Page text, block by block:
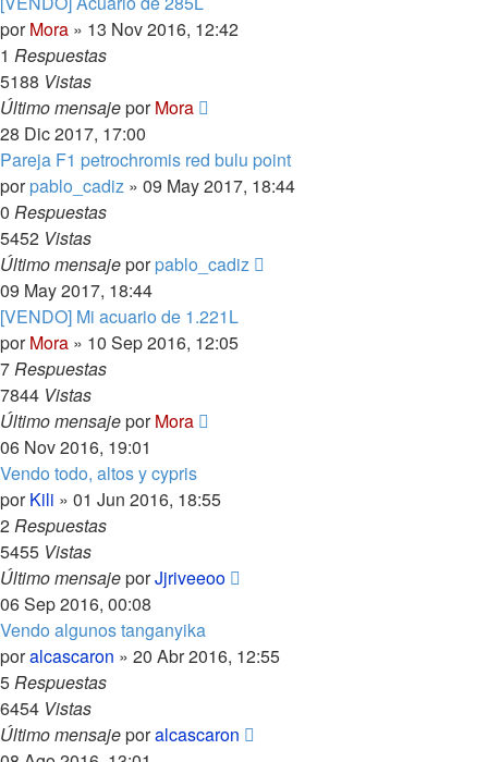
porMora » 13 Nov 2016, 12:42
1 Respuestas
5188 Vistas
Último mensajeporMora
28 Dic 2017, 17:00
Pareja F1 petrochromis red bulu point
porpablo_cadiz » 09 May 2017, 18:44
0 Respuestas
5452 Vistas
Último mensajeporpablo_cadiz
09 May 2017, 18:44
[VENDO] Mi acuario de 1.221L
porMora » 10 Sep 2016, 12:05
7Respuestas
7844 Vistas
Último mensajeporMora
06 Nov 2016, 19:01
Vendo todo, altos y cypris
porKili » 01 Jun 2016, 18:55
2Respuestas
5455 Vistas
Último mensajeporJjriveeoo
06 Sep 2016, 00:08
Vendo algunos tanganyika
poralcascaron » 20 Abr 2016, 12:55
5Respuestas
6454 Vistas
Último mensajeporalcascaron